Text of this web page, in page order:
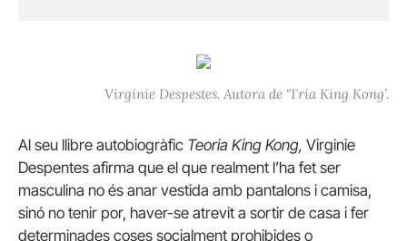
Virginie Despestes. Autora de ‘Tría King Kong’.
Al seu llibre autobiogràfic Teoria King Kong, Virginie
Despentes afirma que el que realment l’ha fet ser
masculina no és anar vestida amb pantalons i camisa,
sinó no tenir por, haver-se atrevit a sortir de casa i fer
determinades coses socialment prohibides o